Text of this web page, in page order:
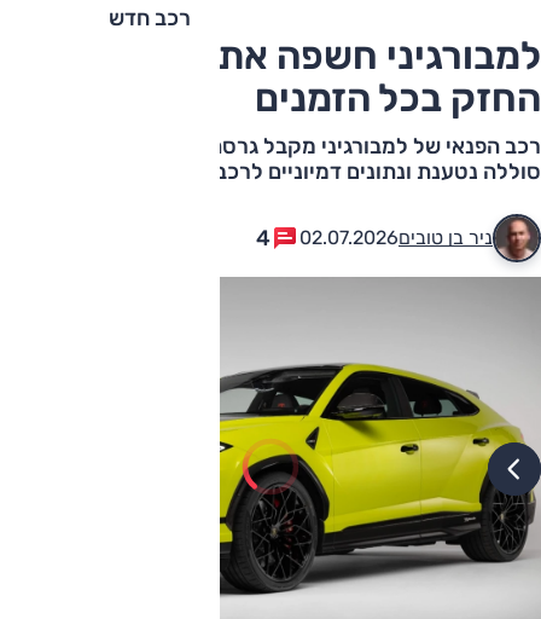
רכב חדש
למבורגיני חשפה את האורוס
החזק בכל הזמנים
סוללה נטענת ונתונים דמיוניים לרכב פנאי
ניר בן טובים02.07.2026
4